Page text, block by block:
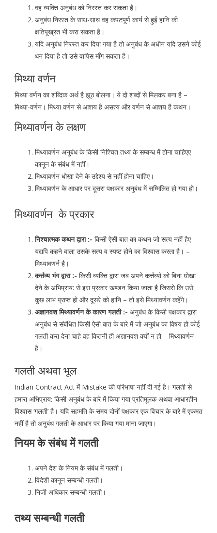
वह व्यक्ति अनुबंध को निरस्त कर सकता है।
अनुबंध निरस्त के साथ-साथ वह कपटपूर्ण कार्य से हुई हानि की
क्षतिपूख्रत भी करा सकता है।
यदि अनुबंध निरस्त कर दिया गया है तो अनुबंध के अधीन यदि उसने कोई
धन दिया है तो उसे वापिस माँग सकता है।
मिथ्या वर्णन
मिथ्या वर्णन का शब्दिक अर्थ है झूठ बोलना। ये दो शब्दों से मिलकर बना है –
मिथ्या-वर्णन। मिथ्या वर्णन से आशय है असत्य और वर्णन से आशय है कथन।
मिथ्यावर्णन के लक्षण
मिथ्यावर्णन अनुबंध के किसी निश्चित तथ्य के सम्बन्ध में होना चाहिएए
कानून के संबंध में नहीं।
मिथ्यावर्णन धोखा देने के उद्देश्य से नहीं होना चाहिए।
मिथ्यावर्णन के आधार पर दूसरा पक्षकार अनुबंध में सम्मिलित हो गया हो।
मिथ्यावर्णन के प्रकार
निश्चात्मक कथन द्वारा :- किसी ऐसी बात का कथन जो सत्य नहीं हैए
यद्यपि कहने वाला उसके सत्य व स्पष्ट होने का विश्वास करता है। –
मिथ्यावणर्न है।
कर्त्तव्य भंग द्वारा :- किसी व्यक्ति द्वारा जब अपने कर्त्तव्यों को बिना धोखा
देने के अभिप्राय: से इस प्रकार खण्डन किया जाता है जिससे कि उसे
कुछ लाभ प्राप्त हो और दूसरे को हानि – तो इसे मिथ्यावर्णन कहेंगे।
अज्ञानवश मिथ्यावर्णन के कारण गलती :- अनुबंध के किसी पक्षकार द्वारा
अनुबंध से संबंधित किसी ऐसी बात के बारे में जो अनुबंध का विषय हो कोई
गलती करा देना चाहे वह कितनी ही अज्ञानवश क्यों न हो – मिथ्यावर्णन
है।
गलती अथवा भूल
Indian Contract Act में Mistake की परिभाषा नहीं दी गई है। गलती से
हमारा अभिप्राय: किसी अनुबंध के बारे में किया गया प्रतिमूलक अथवा आधारहीन
विश्वास ‘गलती’ है। यदि सहमति के समय दोनों पक्षकार एक विचार के बारे में एकमत
नहीं है तो अनुबंध गलती के आधार पर किया गया माना जाएगा।
नियम के संबंध में गलती
अपने देश के नियम के संबंध में गलती।
विदेशी कानून सम्बन्धी गलती।
निजी अधिकार सम्बन्धी गलती।
तथ्य सम्बन्धी गलती